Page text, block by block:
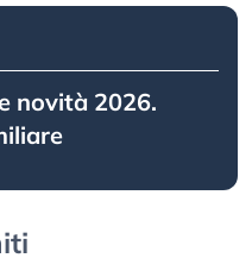
novità 2026.